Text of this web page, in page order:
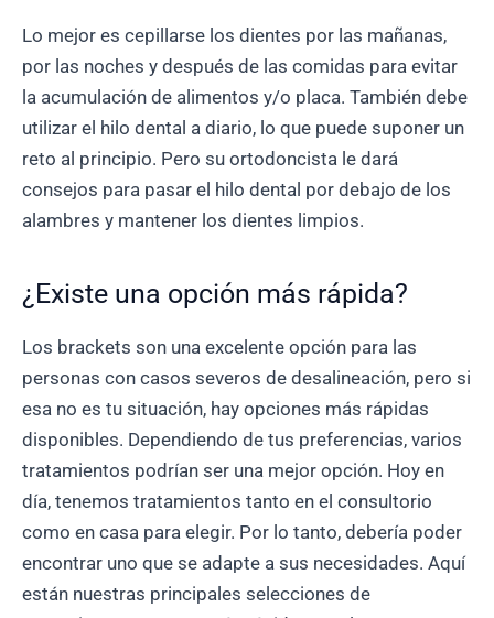
Lo mejor es cepillarse los dientes por las mañanas,
por las noches y después de las comidas para evitar
la acumulación de alimentos y/o placa. También debe
utilizar el hilo dental a diario, lo que puede suponer un
reto al principio. Pero su ortodoncista le dará
consejos para pasar el hilo dental por debajo de los
alambres y mantener los dientes limpios.
¿Existe una opción más rápida?
Los brackets son una excelente opción para las
personas con casos severos de desalineación, pero si
esa no es tu situación, hay opciones más rápidas
disponibles. Dependiendo de tus preferencias, varios
tratamientos podrían ser una mejor opción. Hoy en
día, tenemos tratamientos tanto en el consultorio
como en casa para elegir. Por lo tanto, debería poder
encontrar uno que se adapte a sus necesidades. Aquí
están nuestras principales selecciones de